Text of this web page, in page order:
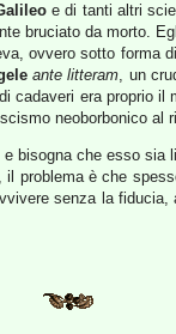
e di tanti altri
bruciato da morto.
ovvero sotto
ante litteram, un
era proprio
neoborbonico al
e bisogna che esso sia
problema è che
senza la